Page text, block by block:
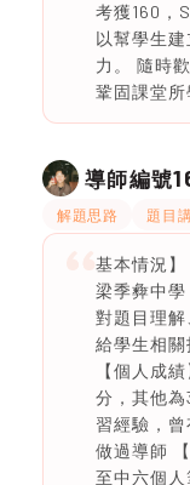
考獲160，
以幫學生
力。 隨時
鞏固課堂所
導師編號
解題思路 題目
基本情況
梁季彜中學
對題目理
給學生相關
【個人成
分，其他
習經驗，
做過導師
至中六個人